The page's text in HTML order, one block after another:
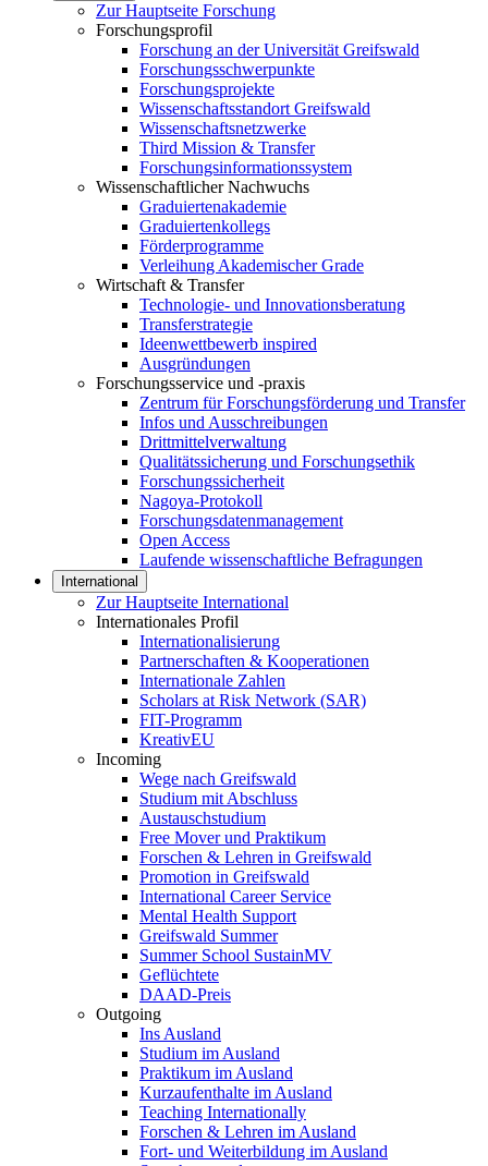
Zur Hauptseite Forschung
Forschungsprofil
Forschung an der Universität Greifswald
Forschungsschwerpunkte
Forschungsprojekte
Wissenschaftsstandort Greifswald
Wissenschaftsnetzwerke
Third Mission & Transfer
Forschungsinformationssystem
Wissenschaftlicher Nachwuchs
Graduiertenakademie
Graduiertenkollegs
Förderprogramme
Verleihung Akademischer Grade
Wirtschaft & Transfer
Technologie- und Innovationsberatung
Transferstrategie
Ideenwettbewerb inspired
Ausgründungen
Forschungsservice und -praxis
Zentrum für Forschungsförderung und Transfer
Infos und Ausschreibungen
Drittmittelverwaltung
Qualitätssicherung und Forschungsethik
Forschungssicherheit
Nagoya-Protokoll
Forschungsdatenmanagement
Open Access
Laufende wissenschaftliche Befragungen
International
Zur Hauptseite International
Internationales Profil
Internationalisierung
Partnerschaften & Kooperationen
Internationale Zahlen
Scholars at Risk Network (SAR)
FIT-Programm
KreativEU
Incoming
Wege nach Greifswald
Studium mit Abschluss
Austauschstudium
Free Mover und Praktikum
Forschen & Lehren in Greifswald
Promotion in Greifswald
International Career Service
Mental Health Support
Greifswald Summer
Summer School SustainMV
Geflüchtete
DAAD-Preis
Outgoing
Ins Ausland
Studium im Ausland
Praktikum im Ausland
Kurzaufenthalte im Ausland
Teaching Internationally
Forschen & Lehren im Ausland
Fort- und Weiterbildung im Ausland